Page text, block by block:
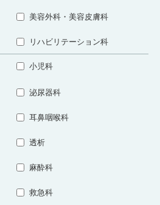
美容外科・美容皮膚科
リハビリテーション科
小児科
泌尿器科
耳鼻咽喉科
透析
麻酔科
救急科